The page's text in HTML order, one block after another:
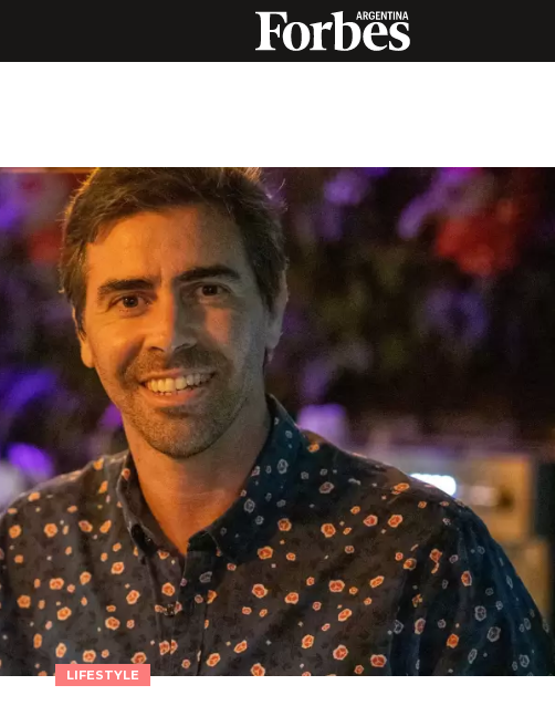
LIFESTYLE